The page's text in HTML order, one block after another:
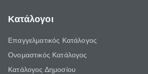
Κατάλογοι
Επαγγελματικός Κατάλογος
Ονομαστικός Κατάλογος
Κατάλογος Δημοσίου